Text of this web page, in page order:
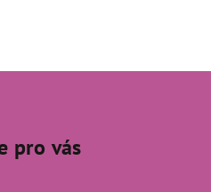
pro vás